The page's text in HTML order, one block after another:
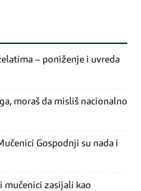
– poniženje i uvreda
moraš da misliš nacionalno
Gospodnji su nada i
zasijali kao